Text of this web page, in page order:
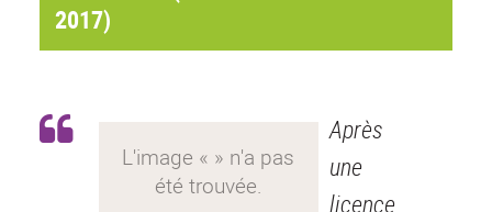
2017)
Après
une
licence